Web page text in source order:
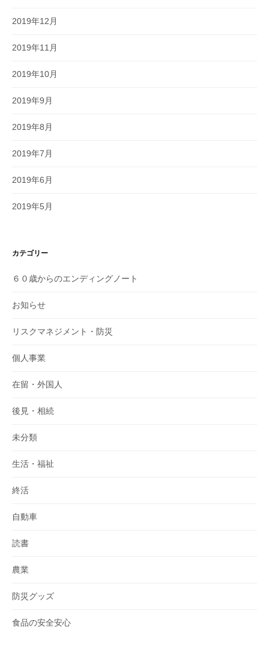
2019年12月
2019年11月
2019年10月
2019年9月
2019年8月
2019年7月
2019年6月
2019年5月
カテゴリー
６０歳からのエンディングノート
お知らせ
リスクマネジメント・防災
個人事業
在留・外国人
後見・相続
未分類
生活・福祉
終活
自動車
読書
農業
防災グッズ
食品の安全安心